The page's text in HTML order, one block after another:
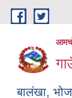
Skip to main content
बालंखा,